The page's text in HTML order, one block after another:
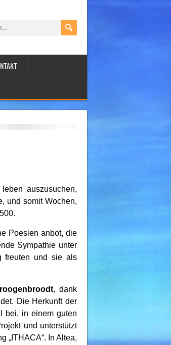
auszusuchen,
und somit Wochen,
Poesien anbot, die
Sympathie unter
freuten und sie als
, dank
Die Herkunft der
bei, in einem guten
und unterstützt
„ITHACA“. In Altea,